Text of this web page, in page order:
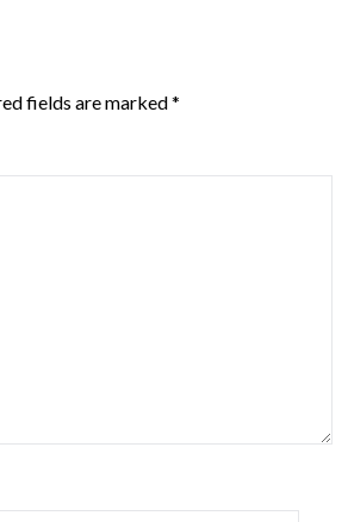
fields are marked*